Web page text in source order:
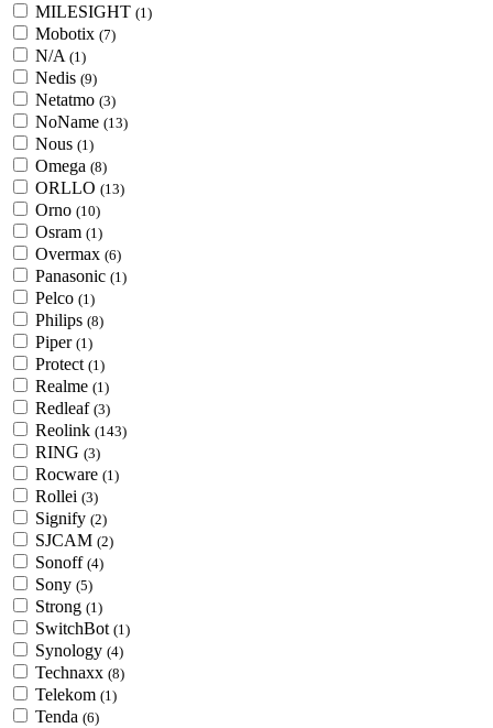
MILESIGHT (1)
Mobotix (7)
N/A (1)
Nedis (9)
Netatmo (3)
NoName (13)
Nous (1)
Omega (8)
ORLLO (13)
Orno (10)
Osram (1)
Overmax (6)
Panasonic (1)
Pelco (1)
Philips (8)
Piper (1)
Protect (1)
Realme (1)
Redleaf (3)
Reolink (143)
RING (3)
Rocware (1)
Rollei (3)
Signify (2)
SJCAM (2)
Sonoff (4)
Sony (5)
Strong (1)
SwitchBot (1)
Synology (4)
Technaxx (8)
Telekom (1)
Tenda (6)